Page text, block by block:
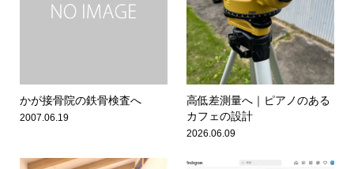
かが接骨院の鉄骨検査へ
2007.06.19
高低差測量へ｜ピアノのある
カフェの設計
2026.06.09